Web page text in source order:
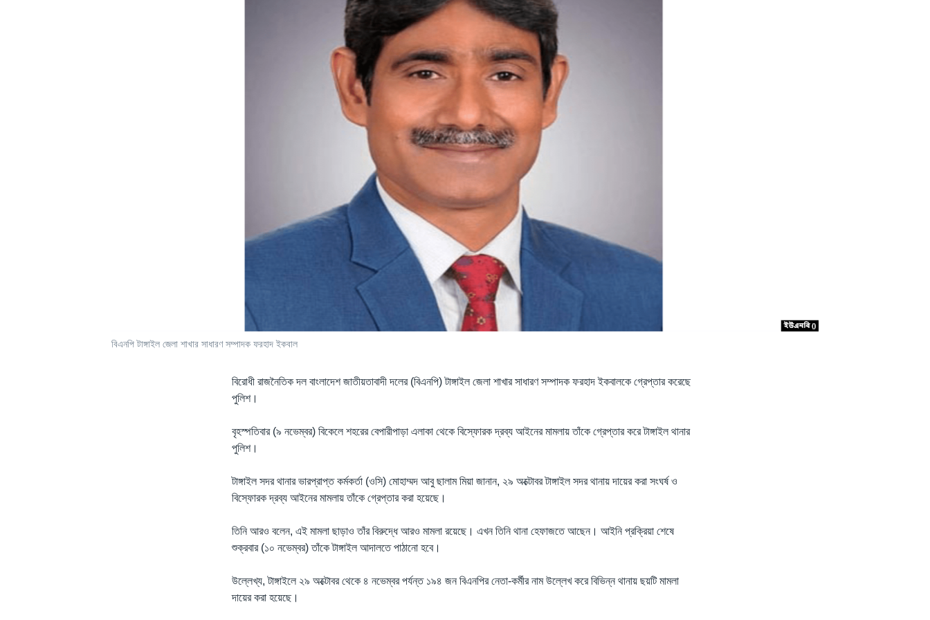
বিএনপি টাঙ্গাইল জেলা শাখার সাধারণ সম্পাদক ফরহাদ ইকবাল
বিরোধী রাজনৈতিক দল বাংলাদেশ জাতীয়তাবাদী দলের (বিএনপি) টাঙ্গাইল জেলা শাখার সাধারণ সম্পাদক ফরহাদ ইকবালকে গ্রেপ্তার করেছে
পুলিশ।
বৃহস্পতিবার (৯ নভেম্বর) বিকেলে শহরের বেপারীপাড়া এলাকা থেকে বিস্ফোরক দ্রব্য আইনের মামলায় তাঁকে গ্রেপ্তার করে টাঙ্গাইল থানার
পুলিশ।
টাঙ্গাইল সদর থানার ভারপ্রাপ্ত কর্মকর্তা (ওসি) মোহাম্মদ আবু ছালাম মিয়া জানান, ২৯ অক্টোবর টাঙ্গাইল সদর থানায় দায়ের করা সংঘর্ষ ও
বিস্ফোরক দ্রব্য আইনের মামলায় তাঁকে গ্রেপ্তার করা হয়েছে।
তিনি আরও বলেন, এই মামলা ছাড়াও তাঁর বিরুদ্ধে আরও মামলা রয়েছে। এখন তিনি থানা হেফাজতে আছেন। আইনি প্রক্রিয়া শেষে
শুক্রবার (১০ নভেম্বর) তাঁকে টাঙ্গাইল আদালতে পাঠানো হবে।
উল্লেখ্য, টাঙ্গাইলে ২৯ অক্টোবর থেকে ৪ নভেম্বর পর্যন্ত ১৯৪ জন বিএনপির নেতা-কর্মীর নাম উল্লেখ করে বিভিন্ন থানায় ছয়টি মামলা
দায়ের করা হয়েছে।